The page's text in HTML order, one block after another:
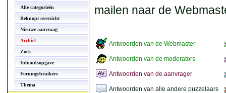
Alle categorieën
Beknopt overzicht
Nieuwe aanvraag
Archief
Zoek
Inhoudsopgave
Forumgebruikers
Thema
mailen naar de
Antwoorden van de Webmaster
Antwoorden van de moderators
Antwoorden van de aanvrager
Antwoorden van alle andere puzzelaars